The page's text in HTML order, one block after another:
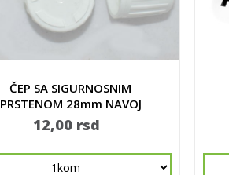
ČEP SA SIGURNOSNIM
PRSTENOM 28mm NAVOJ
12,00 rsd